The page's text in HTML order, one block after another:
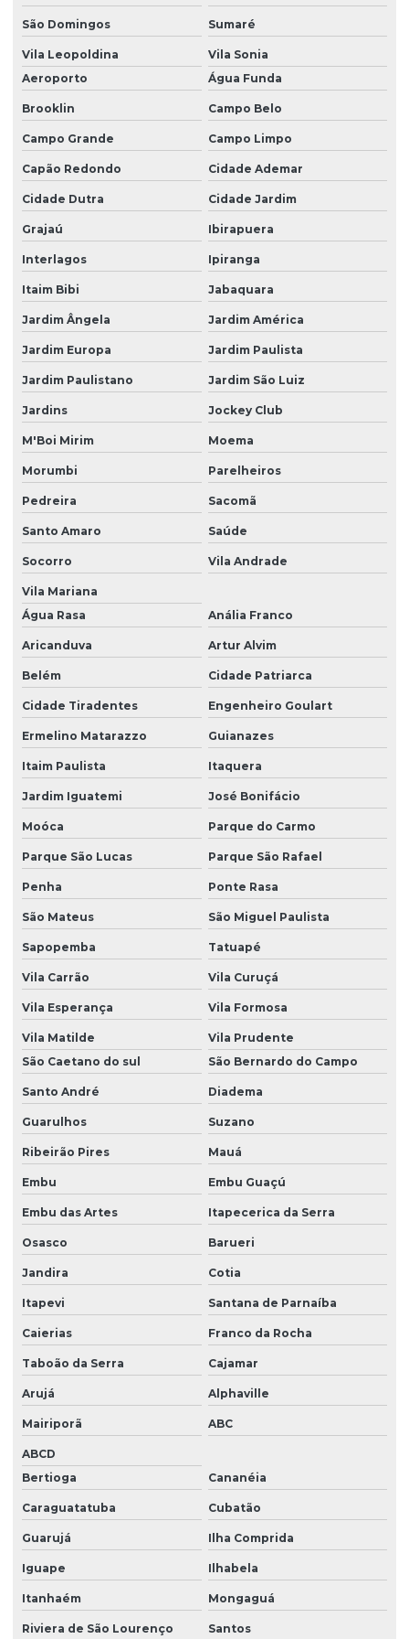
Empresa de gerenciamento de resíduos
Empresa de gerenciamento de resíduos em são paulo
Empresa de gestão de resíduos sólidos
Empresa de logistica reversa
Empresa de logistica reversa em são paulo
Empresa de pgrss
Empresa de serviços ambientais
Empresas de remediação de áreas contaminadas
Estudo de impacto ambiental
Estudo de impacto ambiental preço
Estudo de impacto ambiental em são paulo
Estudo de impacto de vizinhança eiv
Gerenciamento de resíduos
Gerenciamento de resíduos ambientais
Gerenciamento de resíduos na construção civil
Gerenciamento de resíduos hospitalares em são paulo
Gerenciamento de resíduos industriais
Gerenciamento de resíduos industriais em são paulo
Gerenciamento de resíduos químicos
Gerenciamento de resíduos em são paulo
Inventario fauna e flora
Inventário de resíduos
Inventário de resíduos em são paulo
Investigação área contaminada
Investigação área contaminada em são paulo
Licença ambiental para coleta de lixo
Licença ambiental para coleta de lixo em são paulo
Licença ambiental para corte de arvores
Licença ambiental para empresa
Licença ambiental para empresa em são paulo
Licença ambiental lp li lo
Licença ambiental orçamento
Licença ambiental para transporte de produtos pergoso
Licença corte de arvores
Licença corte de arvores em são paulo
Licença prévia e de instalação
Licença prévia de instalação e de operação
Licença prévia de instalação e de operação em são paulo
Licença prévia e de instalação em são paulo
Licença de produtos controlados
Licencamento ambiental empresa
Licenciamento ambiental para construção civil
Licenciamento ambiental para construção civil em sp
Licenciamento ambiental empresa em são paulo
São Domingos Sumaré
Vila Leopoldina
Vila Sonia
Aeroporto
Água Funda
Brooklin Campo Belo
Campo Grande Campo Limpo
Capão Redondo Cidade Ademar
Cidade Dutra Cidade Jardim
Grajaú Ibirapuera
Interlagos Ipiranga
Itaim Bibi Jabaquara
Jardim Ângela Jardim América
Jardim Europa Jardim Paulista
Jardim Paulistano Jardim São Luiz
Jardins Jockey Club
M'Boi Mirim Moema
Morumbi Parelheiros
Pedreira Sacomã
Santo Amaro Saúde
Socorro Vila Andrade
Vila Mariana
Água Rasa
Anália Franco
Aricanduva Artur Alvim
Belém Cidade Patriarca
Cidade Tiradentes Engenheiro Goulart
Ermelino Matarazzo Guianazes
Itaim Paulista Itaquera
Jardim Iguatemi José Bonifácio
Moóca Parque do Carmo
Parque São Lucas Parque São Rafael
Penha Ponte Rasa
São Mateus São Miguel Paulista
Sapopemba Tatuapé
Vila Carrão Vila Curuçá
Vila Esperança Vila Formosa
Vila Matilde
Vila Prudente
São Caetano do sul
São Bernardo do Campo
Santo André Diadema
Guarulhos Suzano
Ribeirão Pires Mauá
Embu Embu Guaçú
Embu das Artes Itapecerica da Serra
Osasco Barueri
Jandira Cotia
Itapevi Santana de Parnaíba
Caierias Franco da Rocha
Taboão da Serra Cajamar
Arujá Alphaville
Mairiporã ABC
ABCD
Bertioga
Cananéia
Caraguatatuba Cubatão
Guarujá Ilha Comprida
Iguape Ilhabela
Itanhaém Mongaguá
Riviera de São Lourenço Santos